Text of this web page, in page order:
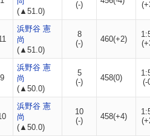
(▲51.0)
(-)
浜野谷 憲
尚
(▲51.0)
8
(-)
460(+2)
9
浜野谷 憲
尚
(▲50.0)
5
(-)
458(0)
(-
浜野谷 憲
尚
(▲50.0)
10
(-)
458(+4)